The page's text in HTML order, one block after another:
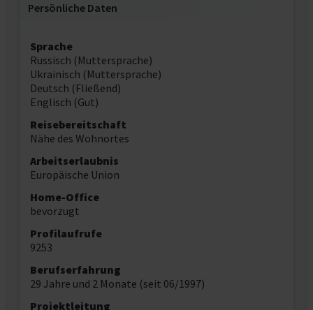
Persönliche Daten
Sprache
Russisch (Muttersprache)
Ukrainisch (Muttersprache)
Deutsch (Fließend)
Englisch (Gut)
Reisebereitschaft
Nähe des Wohnortes
Arbeitserlaubnis
Europäische Union
Home-Office
bevorzugt
Profilaufrufe
9253
Berufserfahrung
29 Jahre und 2 Monate (seit 06/1997)
Projektleitung